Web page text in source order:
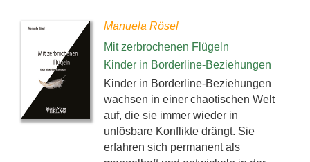
Manuela Rösel
Mit zerbrochenen Flügeln
Kinder in Borderline-Beziehungen
Kinder in Borderline-Beziehungen
wachsen in einer chaotischen Welt
auf, die sie immer wieder in
unlösbare Konflikte drängt. Sie
erfahren sich permanent als